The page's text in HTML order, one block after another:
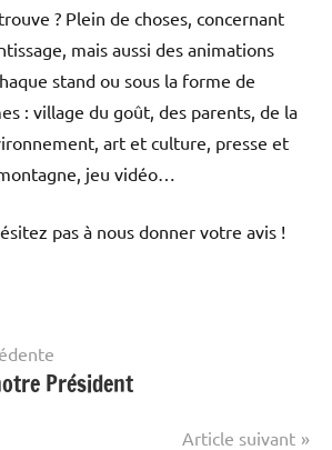
? Plein de choses, concernant
mais aussi des animations
stand ou sous la forme de
: village du goût, des parents, de la
art et culture, presse et
jeu vidéo…
pas à nous donner votre avis !
Président
Article suivant